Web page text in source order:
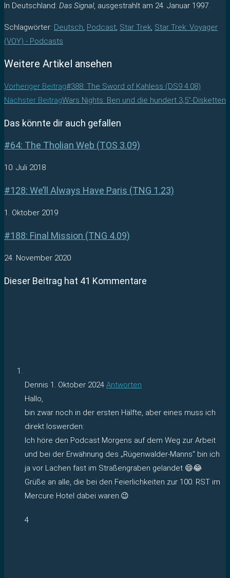
In Deutschland: Das Signal, ausgestrahlt am 24. Januar 1997.
Schlagwörter: Deutsch, Podcast, Star Trek, Star Trek: Voyager
(VOY) - Podcasts
Weitere Artikel ansehen
Vorheriger Beitrag#388: The Sword of Kahless (DS9 4.08)
Nächster BeitragWars Nights: Ben und die hundert 3,5″-Disketten
Das könnte dir auch gefallen
#64: The Tholian Web (TOS 3.09)
10. Juli 2018
#128: We’ll Always Have Paris (TNG 1.23)
1. Oktober 2019
#188: Final Mission (TNG 4.09)
24. November 2020
Dieser Beitrag hat 41 Kommentare
Dennis 1. Oktober 2024 Antworten
Hallo,
bin zwar noch in der ersten Hälfte, aber eines muss ich
direkt loswerden:
Ich höre den Podcast Morgens auf dem Weg zur Arbeit
und bei der Erwähnung des „Rügenwalder-Manns“ bin ich
ja vor Lachen fast im Straßengraben gelandet 😄😂
Grüße an alle, die bei den Feierlichkeiten zur 100. RST im
Mercure Hotel dabei waren.😉
4